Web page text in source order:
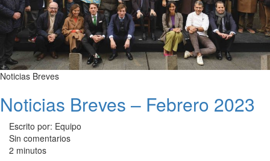
Noticias Breves
Noticias Breves – Febrero 2023
Escrito por: Equipo
Sin comentarios
2 minutos